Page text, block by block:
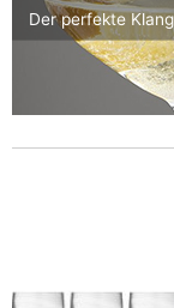
Der perfekte